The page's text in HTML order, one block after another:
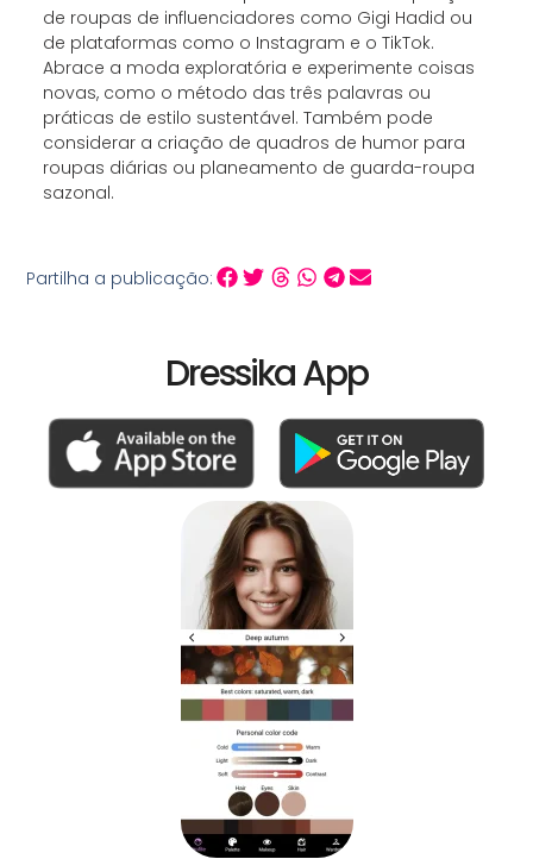
de roupas de influenciadores como Gigi Hadid ou
de plataformas como o Instagram e o TikTok.
Abrace a moda exploratória e experimente coisas
novas, como o método das três palavras ou
práticas de estilo sustentável. Também pode
considerar a criação de quadros de humor para
roupas diárias ou planeamento de guarda-roupa
sazonal.
Partilha a publicação:
Dressika App